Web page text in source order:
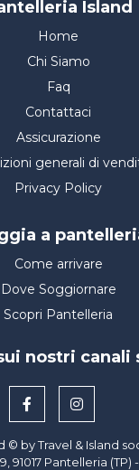
Island
Home
Chi Siamo
Faq
Contattaci
Assicurazione
generali di
Privacy Policy
a
Come arrivare
Dove Soggiornare
Scopri Pantelleria
nostri canali
© by Travel & Island
91017 Pantelleria (TP)